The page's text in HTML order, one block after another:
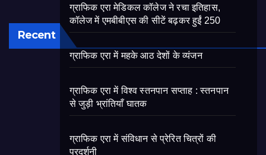
Recent
ग्राफिक एरा मेडिकल कॉलेज ने रचा इतिहास,
कॉलेज में एमबीबीएस की सीटें बढ़कर हुईं 250
ग्राफिक एरा में महके आठ देशों के व्यंजन
ग्राफिक एरा में विश्व स्तनपान सप्ताह : स्तनपान
से जुड़ी भ्रांतियाँ घातक
ग्राफिक एरा में संविधान से प्रेरित चित्रों की
प्रदर्शनी